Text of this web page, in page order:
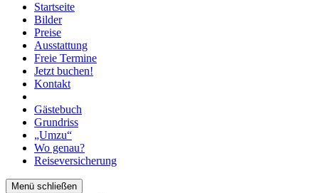
Startseite
Bilder
Preise
Ausstattung
Freie Termine
Jetzt buchen!
Kontakt
Gästebuch
Grundriss
„Umzu“
Wo genau?
Reiseversicherung
Menü schließen